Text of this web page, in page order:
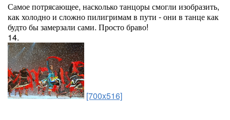
Самое потрясающее, насколько танцоры смогли изобразить,
как холодно и сложно пилигримам в пути - они в танце как
будто бы замерзали сами. Просто браво!
14.
[700x516]